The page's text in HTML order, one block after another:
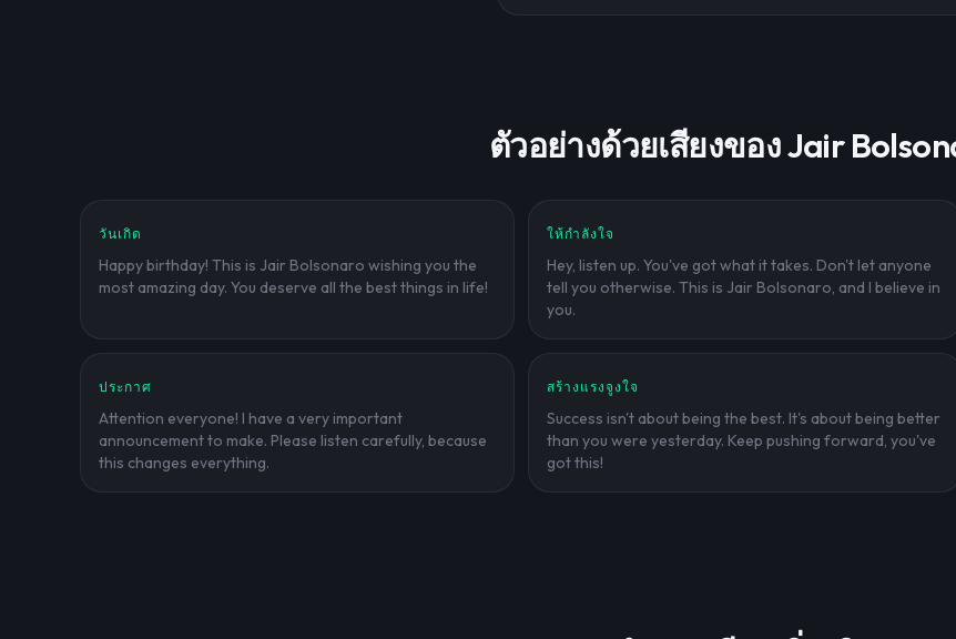
ตัวอย่างด้วยเสียงของ Jair
วันเกิด
Happy birthday! This is Jair Bolsonaro wishing you the
most amazing day. You deserve all the best things in life!
ให้กำลังใจ
Hey, listen up. You've got what it takes. Don't let anyone
tell you otherwise. This is Jair Bolsonaro, and I believe in
you.
ประกาศ
Attention everyone! I have a very important
announcement to make. Please listen carefully, because
this changes everything.
สร้างแรงจูงใจ
Success isn't about being the best. It's about being better
than you were yesterday. Keep pushing forward, you've
got this!